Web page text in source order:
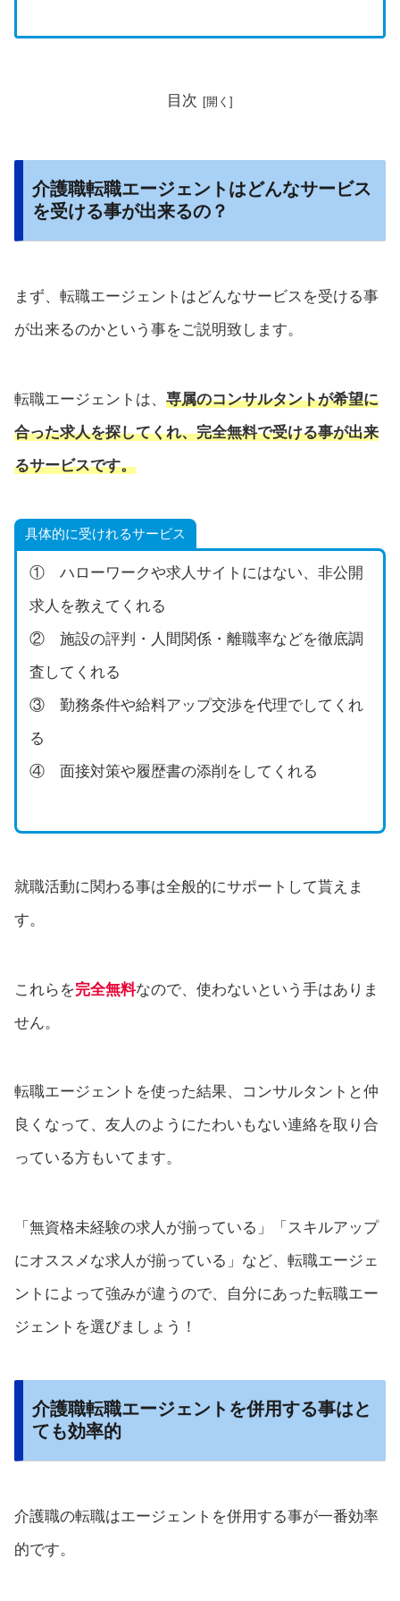
目次
介護職転職エージェントはどんなサービス
を受ける事が出来るの？
まず、転職エージェントはどんなサービスを受ける事
が出来るのかという事をご説明致します。
転職エージェントは、 専属のコンサルタントが希望に
合った求人を探してくれ、完全無料で受ける事が出来
るサービスです。
具体的に受けれるサービス
① ハローワークや求人サイトにはない、非公開
求人を教えてくれる
② 施設の評判・人間関係・離職率などを徹底調
査してくれる
③ 勤務条件や給料アップ交渉を代理でしてくれ
る
④ 面接対策や履歴書の添削をしてくれる
就職活動に関わる事は全般的にサポートして貰えま
す。
これらを完全無料なので、使わないという手はありま
せん。
転職エージェントを使った結果、コンサルタントと仲
良くなって、友人のようにたわいもない連絡を取り合
っている方もいてます。
「無資格未経験の求人が揃っている」「スキルアップ
にオススメな求人が揃っている」など、転職エージェ
ントによって強みが違うので、自分にあった転職エー
ジェントを選びましょう！
介護職転職エージェントを併用する事はと
ても効率的
介護職の転職はエージェントを併用する事が一番効率
的です。